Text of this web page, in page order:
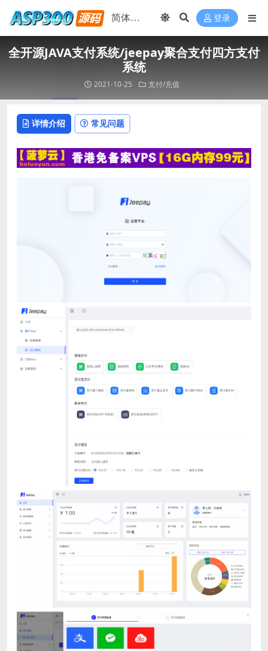
登录
全开源JAVA支付系统/jeepay聚合支付四方支付
系统
2021-10-25 支付/充值
详情介绍 常见问题